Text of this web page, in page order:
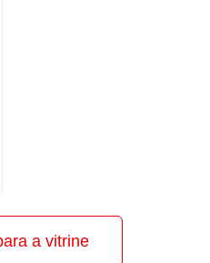
a vitrine